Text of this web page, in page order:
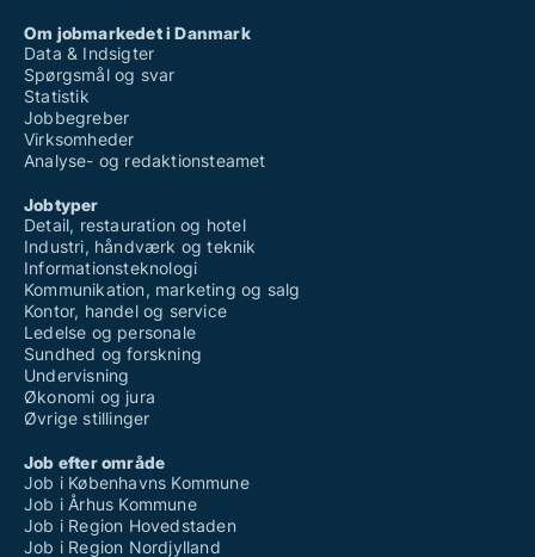
Om jobmarkedet i Danmark
Data & Indsigter
Spørgsmål og svar
Statistik
Jobbegreber
Virksomheder
Analyse- og redaktionsteamet
Jobtyper
Detail, restauration og hotel
Industri, håndværk og teknik
Informationsteknologi
Kommunikation, marketing og salg
Kontor, handel og service
Ledelse og personale
Sundhed og forskning
Undervisning
Økonomi og jura
Øvrige stillinger
Job efter område
Job i Københavns Kommune
Job i Århus Kommune
Job i Region Hovedstaden
Job i Region Nordjylland